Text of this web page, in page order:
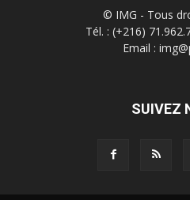
© IMG - Tous
Tél. : (+216)
Email :
SUIVEZ